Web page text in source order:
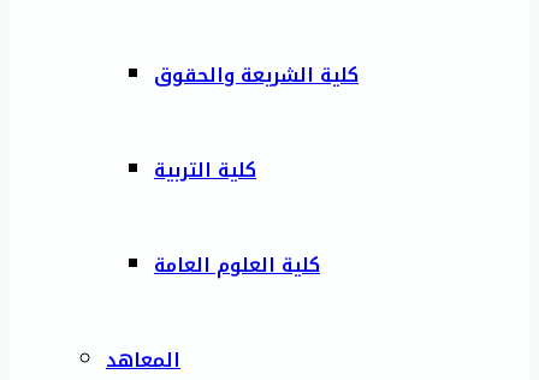
كلية الشريعة والحقوق
كلية التربية
كلية العلوم العامة
المعاهد